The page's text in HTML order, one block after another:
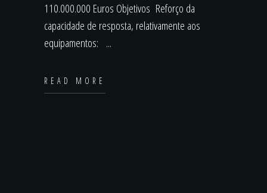
110.000.000 Euros Objetivos Reforço da
capacidade de resposta, relativamente aos
equipamentos:
READ MORE